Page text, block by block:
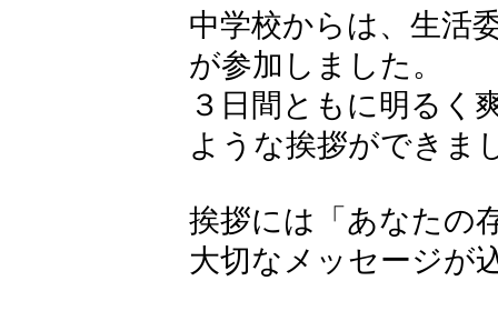
中学校からは、生活
が参加しました。
３日間ともに明るく
ような挨拶ができま
挨拶には「あなたの
大切なメッセージが